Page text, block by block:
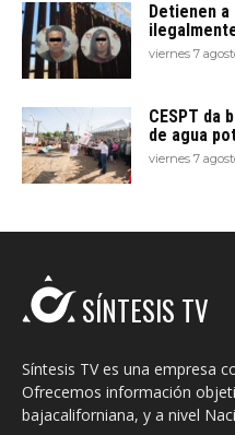
Detienen
viernes 7
CESPT da
de agua
viernes 7
SÍNTESIS TV
Síntesis TV es una empresa
Ofrecemos información
bajacaliforniana, y a nivel